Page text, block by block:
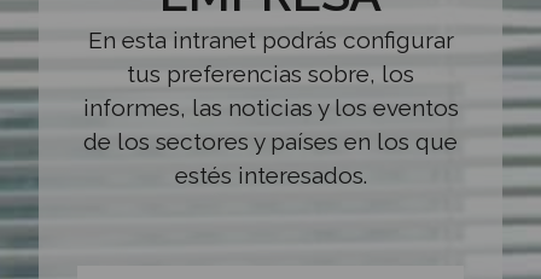
En esta intranet podrás configurar
tus preferencias sobre, los
informes, las noticias y los eventos
de los sectores y países en los que
estés interesados.